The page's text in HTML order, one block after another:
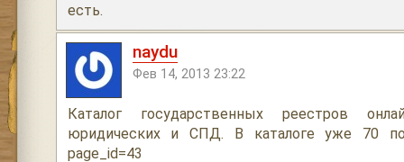
есть.
naydu
Фев 14, 2013 23:22
Каталог государственных реестров
юридических и СПД. В каталоге уже 70
page_id=43